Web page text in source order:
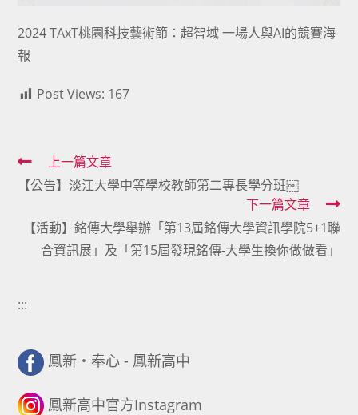
2024 TAxT桃園科技藝術節：超智域 一場人與AI的競賽海
報
Post Views: 167
Read
more
articles
上一篇文章
【公告】淡江大學中等學校教師第二專長學分班￼
下一篇文章
【活動】銘傳大學舉辦「第13屆銘傳大學資訊學院5+1聯
合資訊展」及「第15屆發現銘傳-大學生換你做做看」
:::
鳳新・奉心 - 鳳新高中
鳳新高中官方Instagram